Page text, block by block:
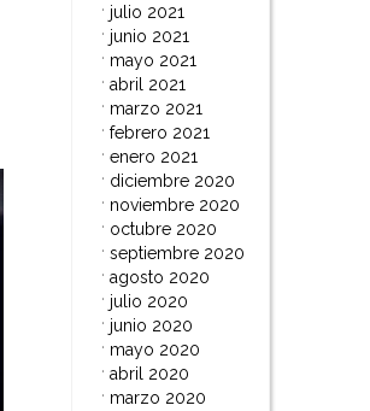
julio 2021
junio 2021
mayo 2021
abril 2021
marzo 2021
febrero 2021
enero 2021
diciembre 2020
noviembre 2020
octubre 2020
septiembre 2020
agosto 2020
julio 2020
junio 2020
mayo 2020
abril 2020
marzo 2020